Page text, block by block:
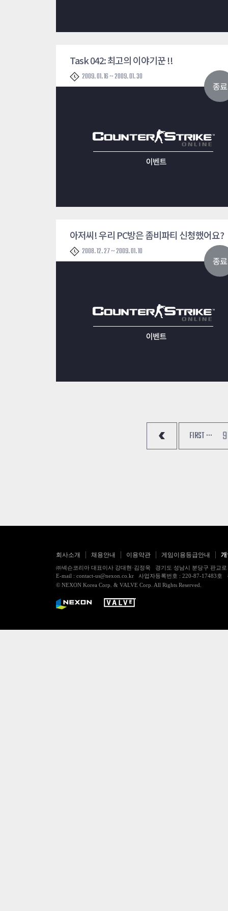
종료
Task 042: 최고의 이야기꾼 !!
2009. 01. 16 ~ 2009. 01. 30
종료
아저씨! 우리 PC방은 좀비파티 신청했어요?
2008. 12. 27 ~ 2009. 01. 10
FIRST ···
회사소개 채용안내 이용약관 게임이용등급안내
㈜넥슨코리아 대표이사 강대현·김정욱 경기도 성남시 분당구 판교
E-mail : contact-us@nexon.co.kr 사업자등록번호 : 220-87-17483
© NEXON Korea Corp. & VALVE Corp. All Rights Reserved.